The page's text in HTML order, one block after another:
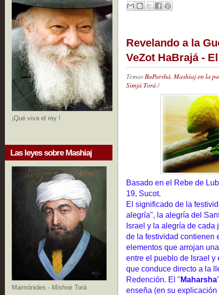
¡Qué viva el rey !
Las leyes sobre Mashiaj
Maimónides - Mishné Torá
Revelando a la
VeZot HaBrajá -
Temas BaParshá Mashíaj en la
Simjá Torá/
Basado en el Rebe de
19, Sucot.
El significado de la
alegría", la alegría del
Israel y la alegría de cada
de la festividad contienen
elementos que arrojan
entre el pueblo de Israel
que conduce directo a la
Redención. El "Maharsha
enseña (en su